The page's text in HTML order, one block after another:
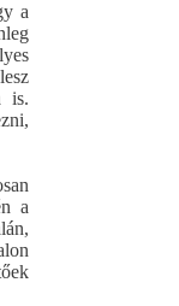
a
is.
a